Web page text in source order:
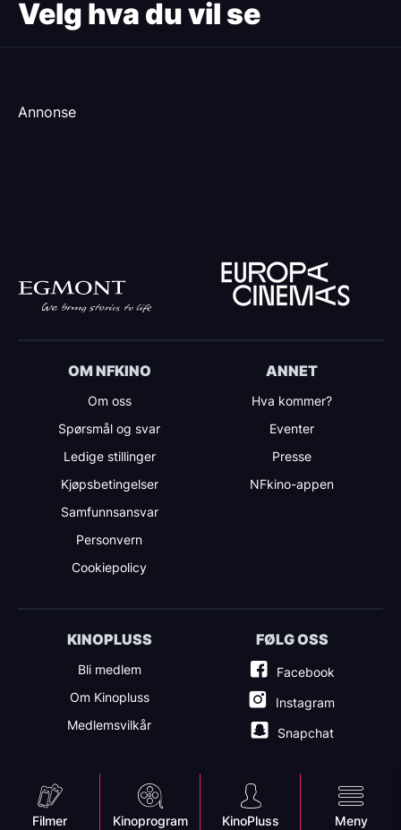
Filmer Kinoprogram KinoPluss Meny
Velg hva du vil se
Annonse
OM NFKINO
Om oss
Spørsmål og svar
Ledige stillinger
Kjøpsbetingelser
Samfunnsansvar
Personvern
Cookiepolicy
ANNET
Hva kommer?
Eventer
Presse
NFkino-appen
KINOPLUSS
Bli medlem
Om Kinopluss
Medlemsvilkår
FØLG OSS
Facebook
Instagram
Snapchat